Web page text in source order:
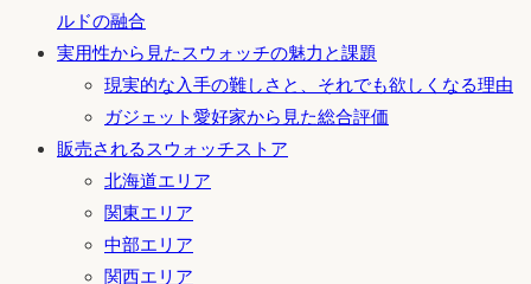
ルドの融合
実用性から見たスウォッチの魅力と課題
現実的な入手の難しさと、それでも欲しくなる理由
ガジェット愛好家から見た総合評価
販売されるスウォッチストア
北海道エリア
関東エリア
中部エリア
関西エリア